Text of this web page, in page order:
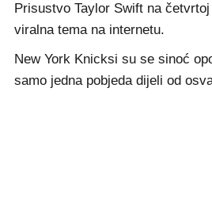
Prisustvo Taylor Swift na
viralna tema na internetu.
New York Knicksi su se sinoć
samo jedna pobjeda dijeli od